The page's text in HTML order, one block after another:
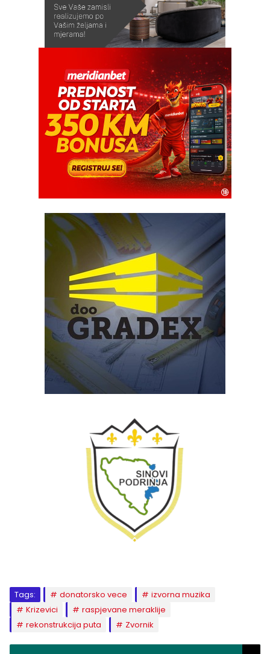
Tags: donatorsko vece
izvorna muzika
Krizevici
raspjevane meraklije
rekonstrukcija puta
Zvornik